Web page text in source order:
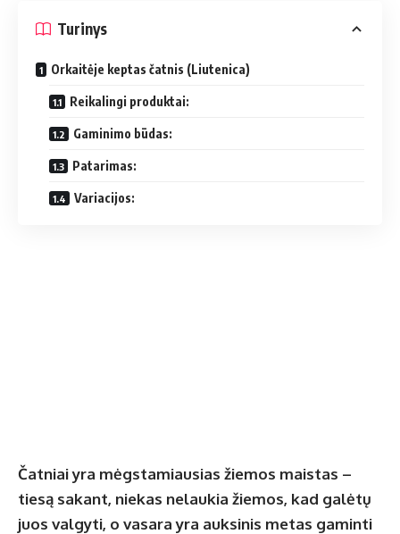
Turinys
Orkaitėje keptas čatnis (Liutenica)
Reikalingi produktai:
Gaminimo būdas:
Patarimas:
Variacijos:
Čatniai yra mėgstamiausias žiemos maistas –
tiesą sakant, niekas nelaukia žiemos, kad galėtų
juos valgyti, o vasara yra auksinis metas gaminti